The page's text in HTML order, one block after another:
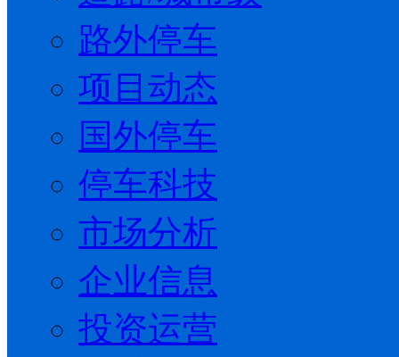
路外停车
项目动态
国外停车
停车科技
市场分析
企业信息
投资运营